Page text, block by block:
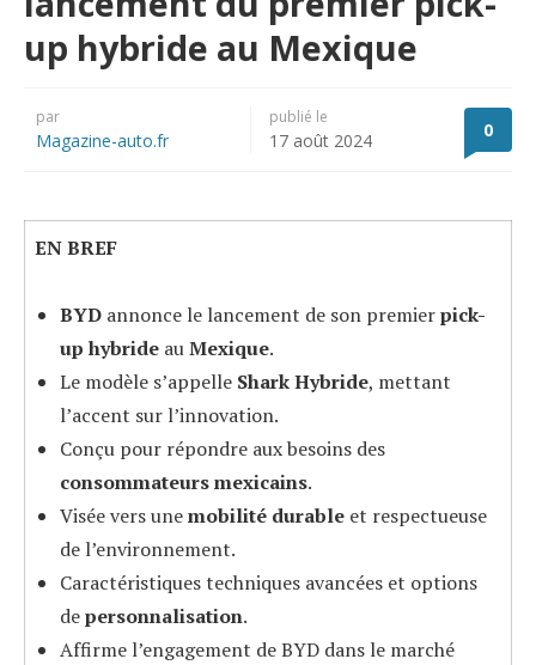
up hybride au Mexique
par
Magazine-auto.fr
publié le
17 août 2024 0
EN BREF
BYDannonce le lancement de son premierpick-
up hybrideauMexique.
Le modèle s’appelle Shark Hybride, mettant
l’accent sur l’innovation.
Conçu pour répondre aux besoins des
consommateurs mexicains.
Visée vers unemobilité durableet respectueuse
de l’environnement.
Caractéristiques techniques avancées et options
depersonnalisation.
Affirme l’engagement de BYD dans le marché